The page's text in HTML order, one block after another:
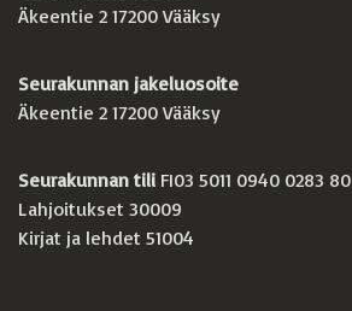
Äkeentie 2 17200 Vääksy
Seurakunnan jakeluosoite
Äkeentie 2 17200 Vääksy
Seurakunnan tili FI03 5011 0940 0283 80
Lahjoitukset 30009
Kirjat ja lehdet 51004